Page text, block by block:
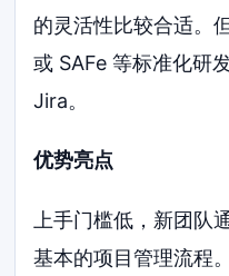
的灵活性比较合适。
或 SAFe 等标准化研
Jira。
优势亮点
上手门槛低，新团队
基本的项目管理流程